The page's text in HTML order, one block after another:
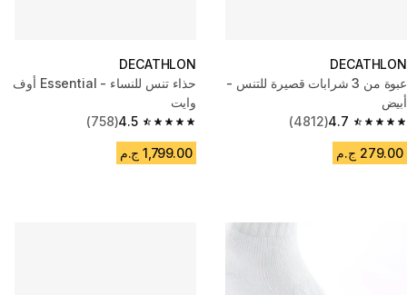
DECATHLON
عبوة من 3 شرابات قصيرة للتنس -
أبيض
4.7
4.7 out of 5 stars from 4812 reviews
(4812)
279.00 ج.م
DECATHLON
حذاء تنس للنساء - Essential أوف
وايت
4.5
4.5 out of 5 stars from 758 reviews
(758)
1,799.00 ج.م